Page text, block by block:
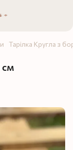
Тарілка Кругла з
см